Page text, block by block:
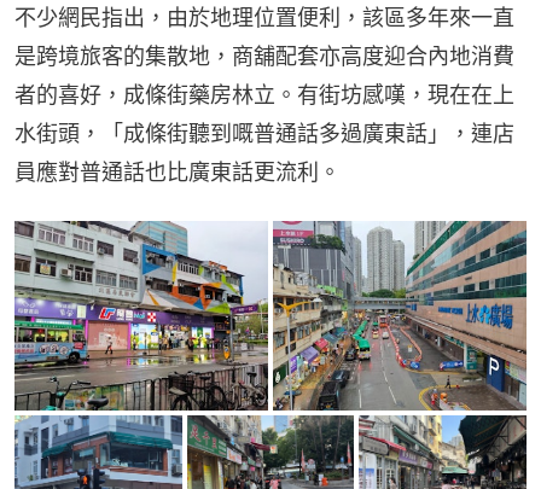
不少網民指出，由於地理位置便利，該區多年來一直
是跨境旅客的集散地，商舖配套亦高度迎合內地消費
者的喜好，成條街藥房林立。有街坊感嘆，現在在上
水街頭，「成條街聽到嘅普通話多過廣東話」，連店
員應對普通話也比廣東話更流利。